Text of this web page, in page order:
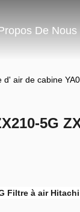
De Nous
d' air de cabine
5G
Filtre à air Hitachi